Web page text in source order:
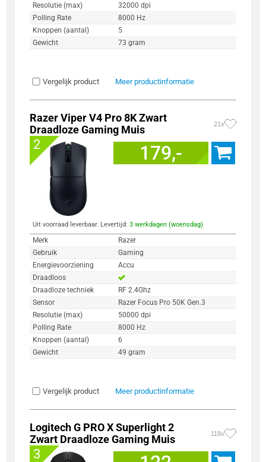
Resolutie (max)
32000 dpi
Polling Rate
8000 Hz
Knoppen (aantal)
5
Gewicht
73 gram
Vergelijk product Meer productinformatie
Razer Viper V4 Pro 8K Zwart
Draadloze Gaming Muis
21x
2 179,-
Uit voorraad leverbaar. Levertijd: 3 werkdagen (woensdag)
Merk
Razer
Gebruik
Gaming
Energievoorziening
Accu
Draadloos
Draadloze techniek
RF 2.4Ghz
Sensor
Razer Focus Pro 50K Gen.3
Resolutie (max)
50000 dpi
Polling Rate
8000 Hz
Knoppen (aantal)
6
Gewicht
49 gram
Vergelijk product Meer productinformatie
Logitech G PRO X Superlight 2
Zwart Draadloze Gaming Muis
118x
3